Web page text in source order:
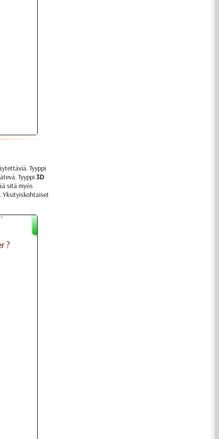
Tyyppi
Tyyppi 3D
sitä myös
Yksityiskohtaiset